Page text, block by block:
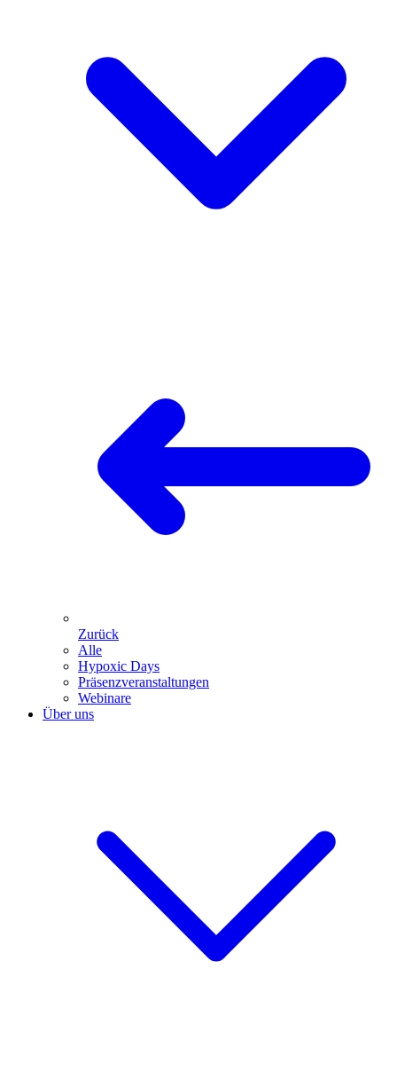
Zurück
Alle
Hypoxic Days
Präsenz­veranstaltungen
Webinare
Über uns